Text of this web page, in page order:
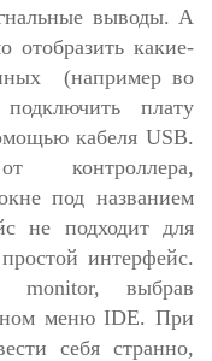
выводы. А
отобразить какие-
(например во
плату
кабеля USB.
контроллера,
под названием
не подходит для
интерфейс.
выбрав
меню IDE. При
себя странно,